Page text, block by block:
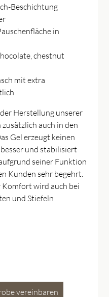
Beschichtung
in
chestnut
mit extra
Herstellung unserer
auch in den
Gel erzeugt keinen
und stabilisiert
seiner Funktion
Kunden sehr begehrt.
wird auch bei
und Stiefeln
vereinbaren